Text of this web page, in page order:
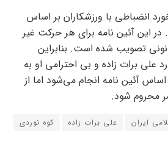
انضباطی با ورزشکاران بر اساس
این آئین نامه برای هر حرکت غیر
تصویب شده است. بنابراین
علی برات زاده و بی احترامی او به
آئین نامه انجام می‌شود اما از
محروم شود.
ایران علی برات زاده کوه نوردی